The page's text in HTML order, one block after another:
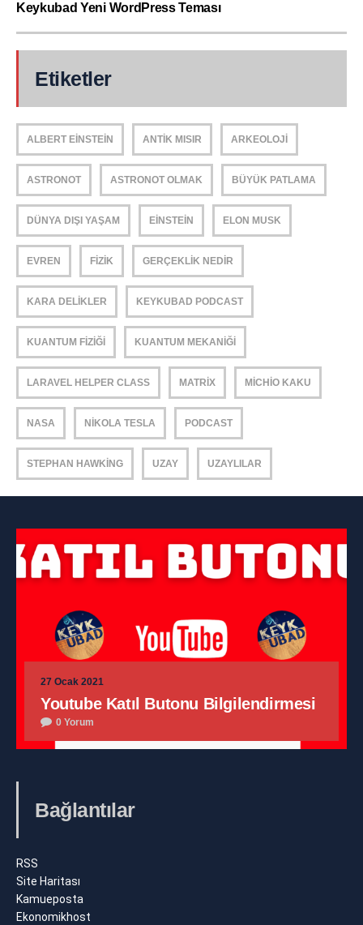
Keykubad Yeni WordPress Teması
Etiketler
ALBERT EINSTEIN ANTIK MISIR ARKEOLOJI
ASTRONOT ASTRONOT OLMAK BÜYÜK PATLAMA
DÜNYA DIŞI YAŞAM EINSTEIN ELON MUSK
EVREN FIZIK GERÇEKLIK NEDIR
KARA DELIKLER KEYKUBAD PODCAST
KUANTUM FIZIĞI KUANTUM MEKANIĞI
LARAVEL HELPER CLASS MATRIX MICHIO KAKU
NASA NIKOLA TESLA PODCAST
STEPHAN HAWKING UZAY UZAYLILAR
27 Ocak 2021
Youtube Katıl Butonu Bilgilendirmesi
0 Yorum
Bağlantılar
RSS
Site Haritası
Kamueposta
Ekonomikhost